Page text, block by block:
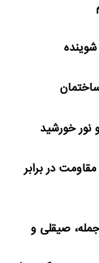
نور خورشید
در برابر
صیقلی و